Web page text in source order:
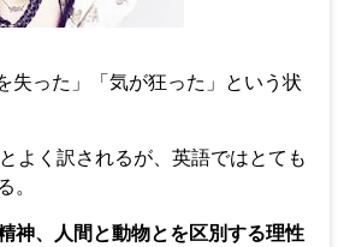
失った」「気が狂った」という状
よく訳されるが、英語ではとても
。
神、人間と動物とを区別する理性